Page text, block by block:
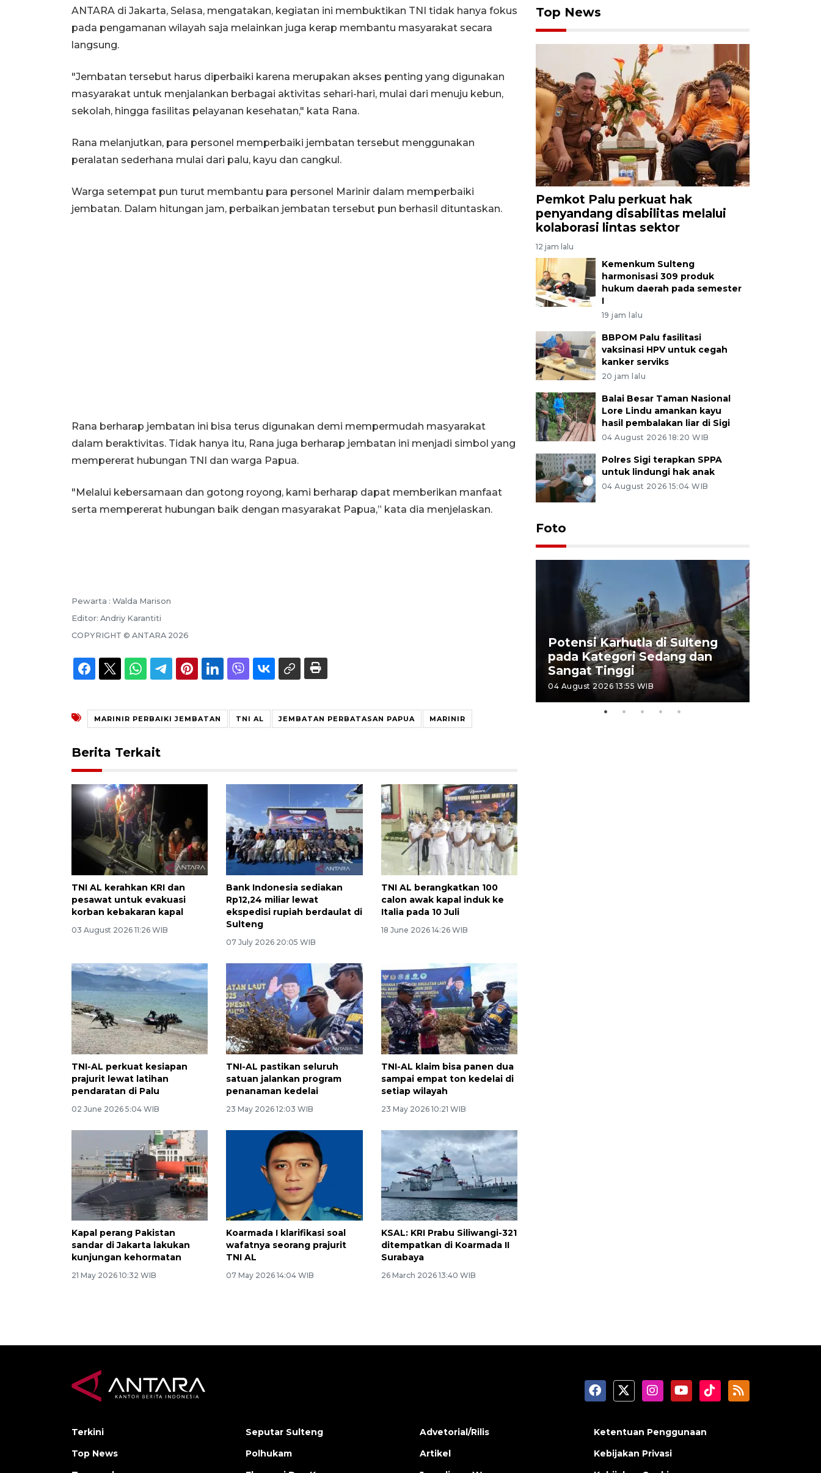
ANTARA di Jakarta, Selasa, mengatakan, kegiatan ini membuktikan TNI tidak hanya fokus
pada pengamanan wilayah saja melainkan juga kerap membantu masyarakat secara
langsung.
"Jembatan tersebut harus diperbaiki karena merupakan akses penting yang digunakan
masyarakat untuk menjalankan berbagai aktivitas sehari-hari, mulai dari menuju kebun,
sekolah, hingga fasilitas pelayanan kesehatan," kata Rana.
Rana melanjutkan, para personel memperbaiki jembatan tersebut menggunakan
peralatan sederhana mulai dari palu, kayu dan cangkul.
Warga setempat pun turut membantu para personel Marinir dalam memperbaiki
jembatan. Dalam hitungan jam, perbaikan jembatan tersebut pun berhasil dituntaskan.
Rana berharap jembatan ini bisa terus digunakan demi mempermudah masyarakat
dalam beraktivitas. Tidak hanya itu, Rana juga berharap jembatan ini menjadi simbol yang
mempererat hubungan TNI dan warga Papua.
"Melalui kebersamaan dan gotong royong, kami berharap dapat memberikan manfaat
serta mempererat hubungan baik dengan masyarakat Papua,” kata dia menjelaskan.
Pewarta : Walda Marison
Editor: Andriy Karantiti
COPYRIGHT © ANTARA 2026
MARINIR PERBAIKI JEMBATAN TNI AL JEMBATAN PERBATASAN PAPUA MARINIR
Berita Terkait
TNI AL kerahkan KRI dan
pesawat untuk evakuasi
korban kebakaran kapal
03 August 2026 11:26 WIB
Bank Indonesia sediakan
Rp12,24 miliar lewat
ekspedisi rupiah berdaulat di
Sulteng
07 July 2026 20:05 WIB
TNI AL berangkatkan 100
calon awak kapal induk ke
Italia pada 10 Juli
18 June 2026 14:26 WIB
TNI-AL perkuat kesiapan
prajurit lewat latihan
pendaratan di Palu
02 June 2026 5:04 WIB
TNI-AL pastikan seluruh
satuan jalankan program
penanaman kedelai
23 May 2026 12:03 WIB
TNI-AL klaim bisa panen dua
sampai empat ton kedelai di
setiap wilayah
23 May 2026 10:21 WIB
Kapal perang Pakistan
sandar di Jakarta lakukan
kunjungan kehormatan
21 May 2026 10:32 WIB
Koarmada I klarifikasi soal
wafatnya seorang prajurit
TNI AL
07 May 2026 14:04 WIB
KSAL: KRI Prabu Siliwangi-321
ditempatkan di Koarmada II
Surabaya
26 March 2026 13:40 WIB
Top News
Pemkot Palu perkuat hak
penyandang disabilitas melalui
kolaborasi lintas sektor
12 jam lalu
Kemenkum Sulteng
harmonisasi 309 produk
hukum daerah pada semester
I
19 jam lalu
BBPOM Palu fasilitasi
vaksinasi HPV untuk cegah
kanker serviks
20 jam lalu
Balai Besar Taman Nasional
Lore Lindu amankan kayu
hasil pembalakan liar di Sigi
04 August 2026 18:20 WIB
Polres Sigi terapkan SPPA
untuk lindungi hak anak
04 August 2026 15:04 WIB
Foto
Potensi Karhutla di Sulteng
pada Kategori Sedang dan
Sangat Tinggi
04 August 2026 13:55 WIB
Terkini
Top News
Seputar Sulteng
Polhukam
Advetorial/Rilis
Artikel
Ketentuan Penggunaan
Kebijakan Privasi